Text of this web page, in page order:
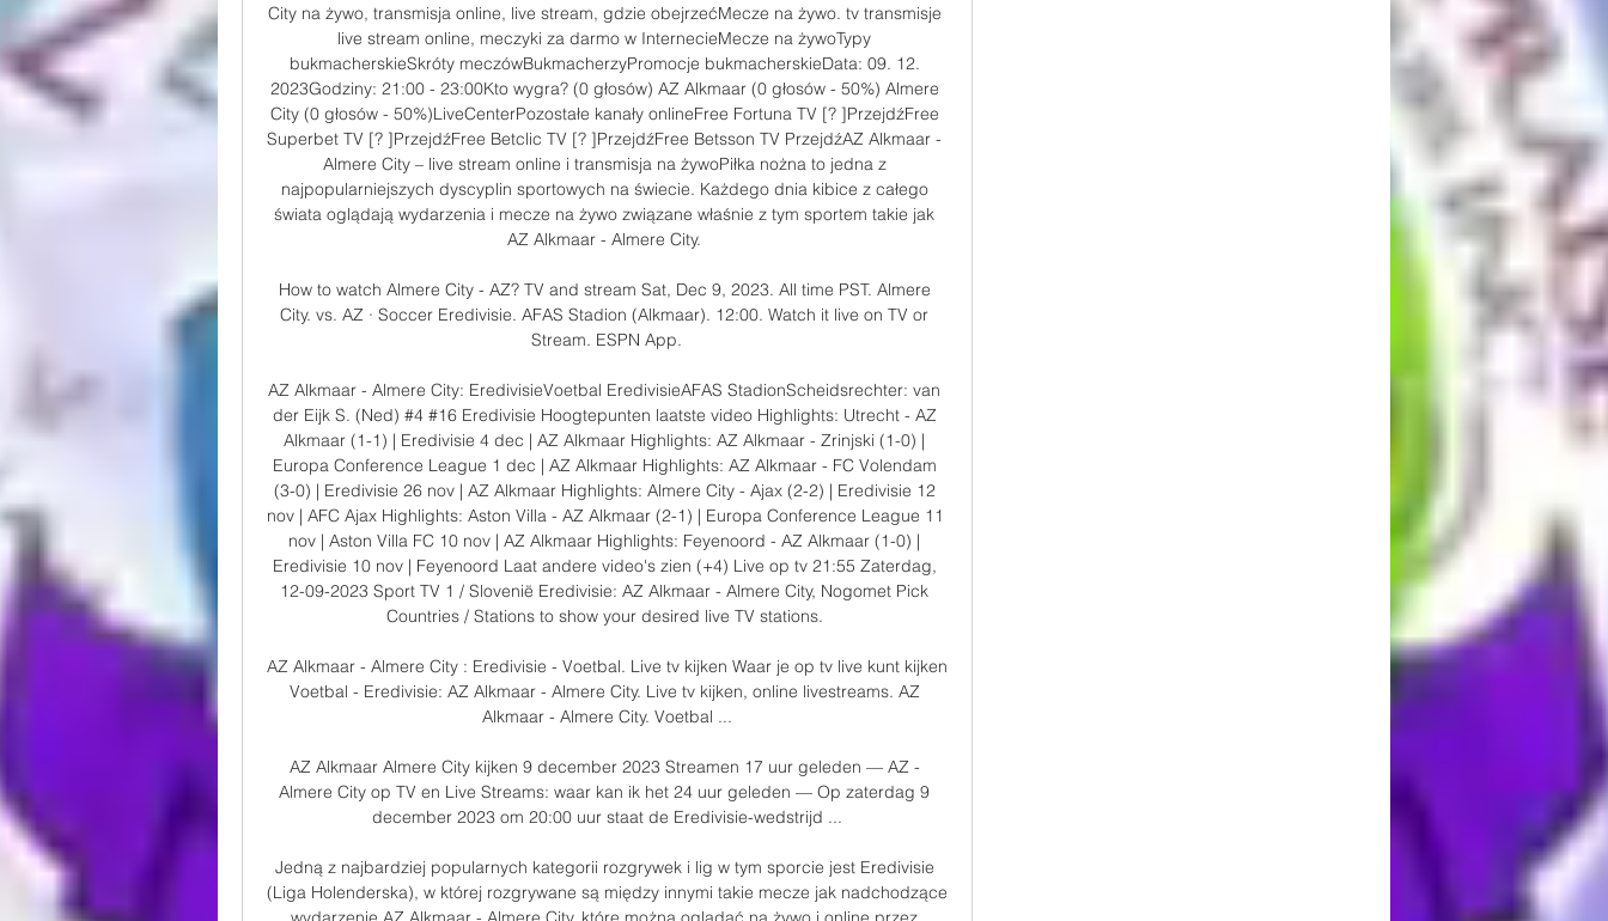
City na żywo, transmisja online, live stream, gdzie obejrzećMecze na żywo. tv transmisje
live stream online, meczyki za darmo w InternecieMecze na żywoTypy
bukmacherskieSkróty meczówBukmacherzyPromocje bukmacherskieData: 09. 12.
2023Godziny: 21:00 - 23:00Kto wygra? (0 głosów) AZ Alkmaar (0 głosów - 50%) Almere
City (0 głosów - 50%)LiveCenterPozostałe kanały onlineFree Fortuna TV [? ]PrzejdźFree
Superbet TV [? ]PrzejdźFree Betclic TV [? ]PrzejdźFree Betsson TV PrzejdźAZ Alkmaar -
Almere City – live stream online i transmisja na żywoPiłka nożna to jedna z
najpopularniejszych dyscyplin sportowych na świecie. Każdego dnia kibice z całego
świata oglądają wydarzenia i mecze na żywo związane właśnie z tym sportem takie jak
AZ Alkmaar - Almere City.
How to watch Almere City - AZ? TV and stream Sat, Dec 9, 2023. All time PST. Almere
City. vs. AZ · Soccer Eredivisie. AFAS Stadion (Alkmaar). 12:00. Watch it live on TV or
Stream. ESPN App.
AZ Alkmaar - Almere City: EredivisieVoetbal EredivisieAFAS StadionScheidsrechter: van
der Eijk S. (Ned) #4 #16 Eredivisie Hoogtepunten laatste video Highlights: Utrecht - AZ
Alkmaar (1-1) | Eredivisie 4 dec | AZ Alkmaar Highlights: AZ Alkmaar - Zrinjski (1-0) |
Europa Conference League 1 dec | AZ Alkmaar Highlights: AZ Alkmaar - FC Volendam
(3-0) | Eredivisie 26 nov | AZ Alkmaar Highlights: Almere City - Ajax (2-2) | Eredivisie 12
nov | AFC Ajax Highlights: Aston Villa - AZ Alkmaar (2-1) | Europa Conference League 11
nov | Aston Villa FC 10 nov | AZ Alkmaar Highlights: Feyenoord - AZ Alkmaar (1-0) |
Eredivisie 10 nov | Feyenoord Laat andere video's zien (+4) Live op tv 21:55 Zaterdag,
12-09-2023 Sport TV 1 / Slovenië Eredivisie: AZ Alkmaar - Almere City, Nogomet Pick
Countries / Stations to show your desired live TV stations.
AZ Alkmaar - Almere City : Eredivisie - Voetbal. Live tv kijken Waar je op tv live kunt kijken
Voetbal - Eredivisie: AZ Alkmaar - Almere City. Live tv kijken, online livestreams. AZ
Alkmaar - Almere City. Voetbal ...
AZ Alkmaar Almere City kijken 9 december 2023 Streamen 17 uur geleden — AZ -
Almere City op TV en Live Streams: waar kan ik het 24 uur geleden — Op zaterdag 9
december 2023 om 20:00 uur staat de Eredivisie-wedstrijd ...
Jedną z najbardziej popularnych kategorii rozgrywek i lig w tym sporcie jest Eredivisie
(Liga Holenderska), w której rozgrywane są między innymi takie mecze jak nadchodzące